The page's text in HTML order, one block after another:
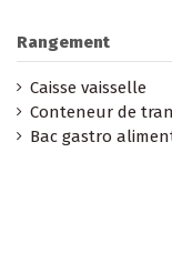
Rangement
Caisse vaisselle
Conteneur de
Bac gastro